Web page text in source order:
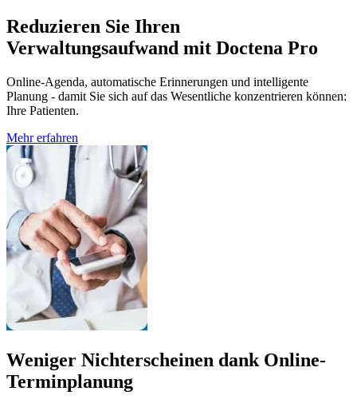
Reduzieren Sie Ihren
Verwaltungsaufwand mit Doctena Pro
Online-Agenda, automatische Erinnerungen und intelligente
Planung - damit Sie sich auf das Wesentliche konzentrieren können:
Ihre Patienten.
Mehr erfahren
Weniger Nichterscheinen dank Online-
Terminplanung